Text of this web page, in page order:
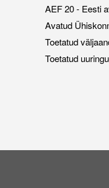
AEF 20 - Eesti
Avatud
Toetatud
Toetatud